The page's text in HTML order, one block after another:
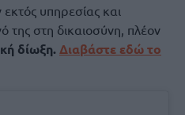
υπηρεσίας και
της στη δικαιοσύνη, πλέον
δίωξη. Διαβάστε εδώ το